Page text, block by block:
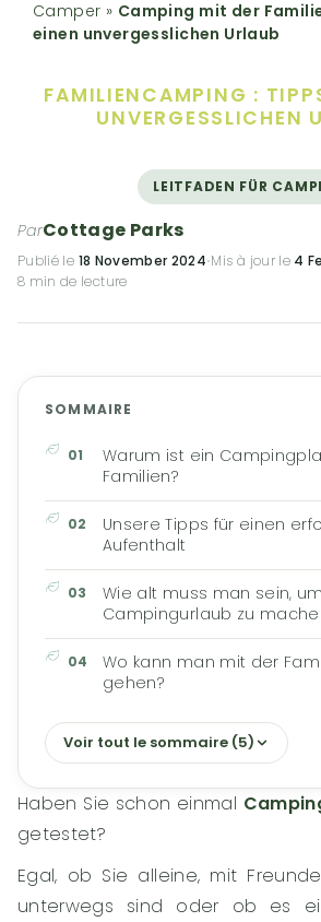
Camper » Camping mit der
einen unvergesslichen Urlaub
FAMILIENCAMPING :
UNVERGESSLICHEN
LEITFADEN FÜR
ParCottage Parks
Publié le 18 November 2024·Mis à jour le 4
8 min de lecture
Haben Sie schon einmal
getestet?
Egal, ob Sie alleine, mit
unterwegs sind oder ob es
SOMMAIRE
Warum ist ein
Familien?
Unsere Tipps für einen
Aufenthalt
Wie alt muss man sein,
Campingurlaub zu
Wo kann man mit der
gehen?
Voir tout le sommaire (5)